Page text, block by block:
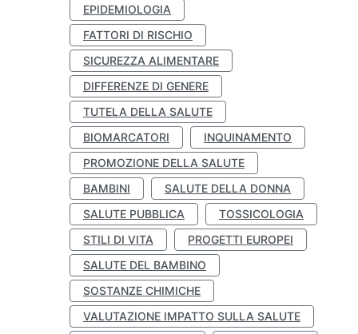
EPIDEMIOLOGIA
FATTORI DI RISCHIO
SICUREZZA ALIMENTARE
DIFFERENZE DI GENERE
TUTELA DELLA SALUTE
BIOMARCATORI
INQUINAMENTO
PROMOZIONE DELLA SALUTE
BAMBINI
SALUTE DELLA DONNA
SALUTE PUBBLICA
TOSSICOLOGIA
STILI DI VITA
PROGETTI EUROPEI
SALUTE DEL BAMBINO
SOSTANZE CHIMICHE
VALUTAZIONE IMPATTO SULLA SALUTE